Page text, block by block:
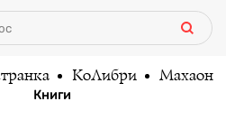
КоЛибри Махаон
Книги